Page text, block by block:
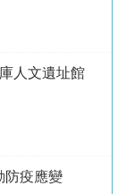
人文遺址館
疫應變